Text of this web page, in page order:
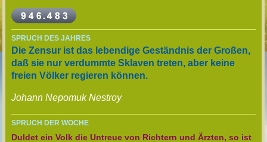
SPRUCH DES JAHRES
Die Zensur ist das lebendige Geständnis der Großen,
daß sie nur verdummte Sklaven treten, aber keine
freien Völker regieren können.
Johann Nepomuk Nestroy
SPRUCH DER WOCHE
Duldet ein Volk die Untreue von Richtern und Ärzten, so ist